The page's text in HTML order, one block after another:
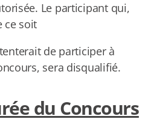
Le participant qui,
ce soit
de participer à
sera disqualifié.
du Concours